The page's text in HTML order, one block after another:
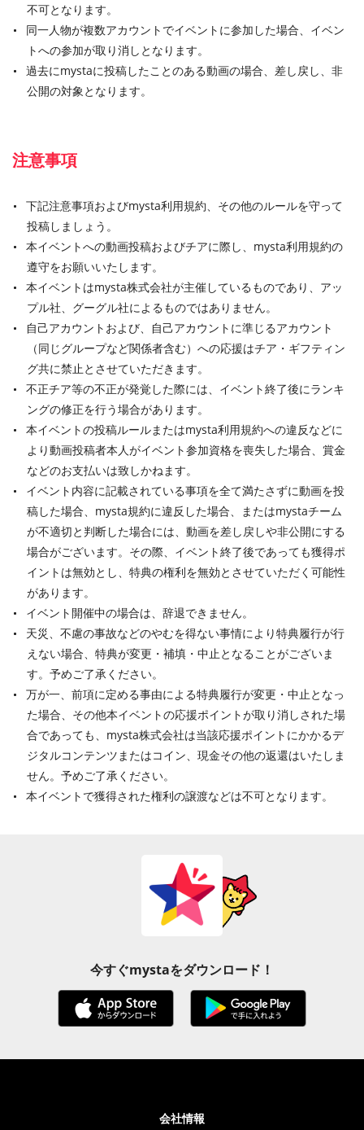
不可となります。
同一人物が複数アカウントでイベントに参加した場合、イベン
トへの参加が取り消しとなります。
過去にmystaに投稿したことのある動画の場合、差し戻し、非
公開の対象となります。
注意事項
下記注意事項およびmysta利用規約、その他のルールを守って
投稿しましょう。
本イベントへの動画投稿およびチアに際し、mysta利用規約の
遵守をお願いいたします。
本イベントはmysta株式会社が主催しているものであり、アッ
プル社、グーグル社によるものではありません。
自己アカウントおよび、自己アカウントに準じるアカウント
（同じグループなど関係者含む）への応援はチア・ギフティン
グ共に禁止とさせていただきます。
不正チア等の不正が発覚した際には、イベント終了後にランキ
ングの修正を行う場合があります。
本イベントの投稿ルールまたはmysta利用規約への違反などに
より動画投稿者本人がイベント参加資格を喪失した場合、賞金
などのお支払いは致しかねます。
イベント内容に記載されている事項を全て満たさずに動画を投
稿した場合、mysta規約に違反した場合、またはmystaチーム
が不適切と判断した場合には、動画を差し戻しや非公開にする
場合がございます。その際、イベント終了後であっても獲得ポ
イントは無効とし、特典の権利を無効とさせていただく可能性
があります。
イベント開催中の場合は、辞退できません。
天災、不慮の事故などのやむを得ない事情により特典履行が行
えない場合、特典が変更・補填・中止となることがございま
す。予めご了承ください。
万が一、前項に定める事由による特典履行が変更・中止となっ
た場合、その他本イベントの応援ポイントが取り消しされた場
合であっても、mysta株式会社は当該応援ポイントにかかるデ
ジタルコンテンツまたはコイン、現金その他の返還はいたしま
せん。予めご了承ください。
本イベントで獲得された権利の譲渡などは不可となります。
今すぐmystaをダウンロード！
会社情報